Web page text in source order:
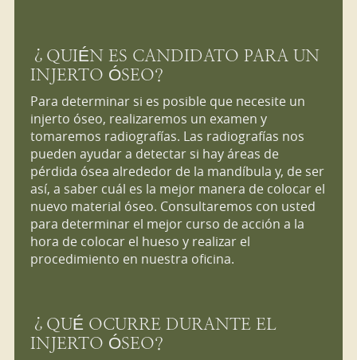
¿QUIÉN ES CANDIDATO PARA UN
INJERTO ÓSEO?
Para determinar si es posible que necesite un
injerto óseo, realizaremos un examen y
tomaremos radiografías. Las radiografías nos
pueden ayudar a detectar si hay áreas de
pérdida ósea alrededor de la mandíbula y, de ser
así, a saber cuál es la mejor manera de colocar el
nuevo material óseo. Consultaremos con usted
para determinar el mejor curso de acción a la
hora de colocar el hueso y realizar el
procedimiento en nuestra oficina.
¿QUÉ OCURRE DURANTE EL
INJERTO ÓSEO?